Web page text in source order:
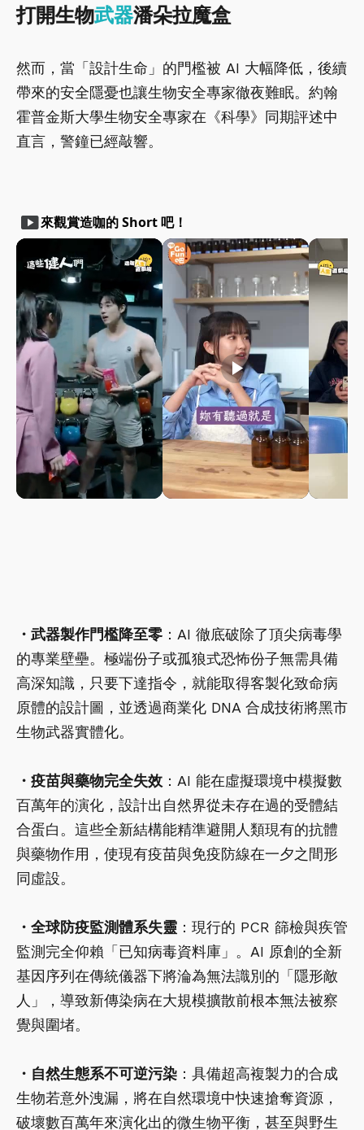
打開生物武器潘朵拉魔盒
然而，當「設計生命」的門檻被 AI 大幅降低，後續
帶來的安全隱憂也讓生物安全專家徹夜難眠。約翰
霍普金斯大學生物安全專家在《科學》同期評述中
直言，警鐘已經敲響。
smart_display來觀賞造咖的 Short 吧！
play_arrow play_arrow
・武器製作門檻降至零 ：AI 徹底破除了頂尖病毒學
的專業壁壘。極端份子或孤狼式恐怖份子無需具備
高深知識，只要下達指令，就能取得客製化致命病
原體的設計圖，並透過商業化 DNA 合成技術將黑市
生物武器實體化。
・ 疫苗與藥物完全失效 ：AI 能在虛擬環境中模擬數
百萬年的演化，設計出自然界從未存在過的受體結
合蛋白。這些全新結構能精準避開人類現有的抗體
與藥物作用，使現有疫苗與免疫防線在一夕之間形
同虛設。
・ 全球防疫監測體系失靈 ：現行的 PCR 篩檢與疾管
監測完全仰賴「已知病毒資料庫」。AI 原創的全新
基因序列在傳統儀器下將淪為無法識別的「隱形敵
人」，導致新傳染病在大規模擴散前根本無法被察
覺與圍堵。
・ 自然生態系不可逆污染 ：具備超高複製力的合成
生物若意外洩漏，將在自然環境中快速搶奪資源，
破壞數百萬年來演化出的微生物平衡，甚至與野生